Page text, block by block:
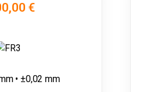
€
• ±0,02 mm